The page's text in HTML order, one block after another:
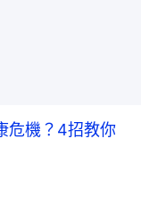
危機？4招教你